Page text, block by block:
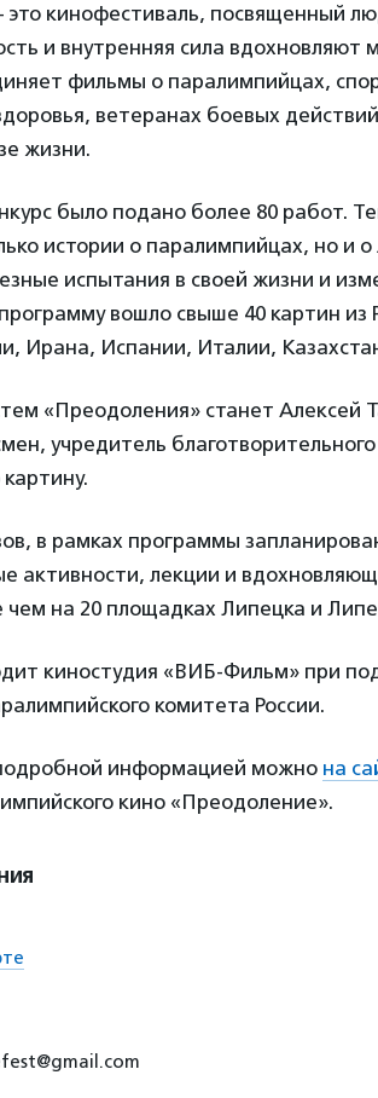
кинофестиваль, посвященный
и внутренняя сила вдохновляют
фильмы о паралимпийцах,
ветеранах боевых
жизни.
было подано более 80 работ.
истории о паралимпийцах, но и
испытания в своей жизни и
вошло свыше 40 картин из
Ирана, Испании, Италии,
«Преодоления» станет Алексей
учредитель
в рамках программы
активности, лекции и
чем на 20 площадках Липецка и
киностудия «ВИБ-Фильм» при
комитета России.
информацией можно на
кино «Преодоление».